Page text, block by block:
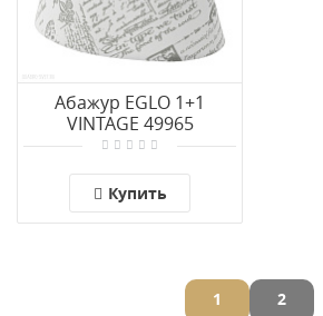
Абажур EGLO 1+1
VINTAGE 49965
Купить
1
2